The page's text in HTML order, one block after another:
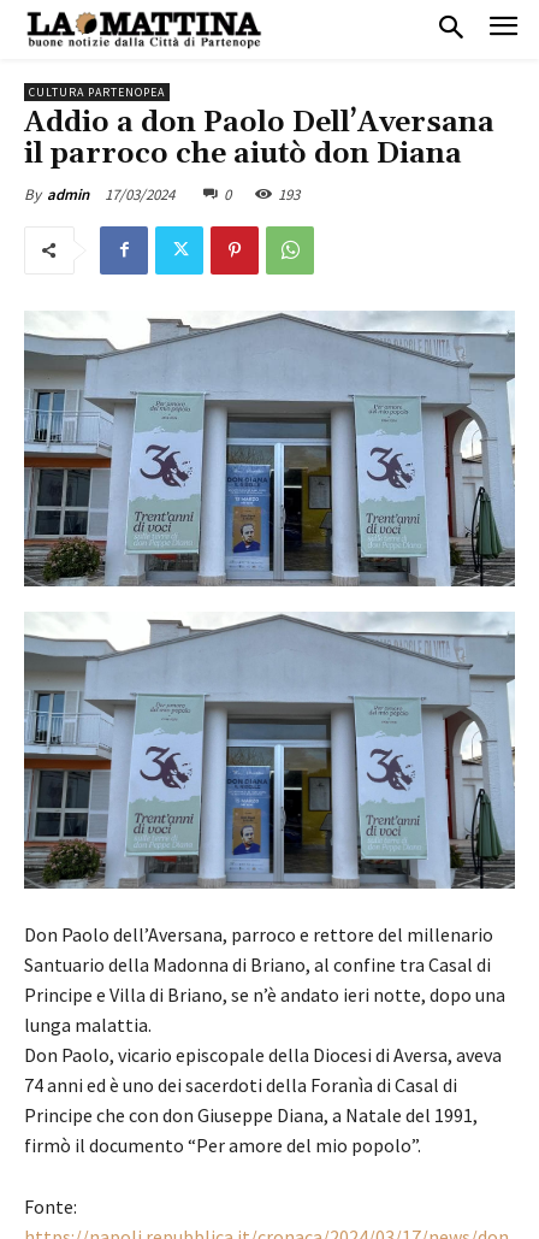
CULTURA PARTENOPEA
Addio a don Paolo Dell’Aversana
il parroco che aiutò don Diana
By admin 17/03/2024 0 193
Don Paolo dell’Aversana, parroco e rettore del millenario
Santuario della Madonna di Briano, al confine tra Casal di
Principe e Villa di Briano, se n’è andato ieri notte, dopo una
lunga malattia.
Don Paolo, vicario episcopale della Diocesi di Aversa, aveva
74 anni ed è uno dei sacerdoti della Foranìa di Casal di
Principe che con don Giuseppe Diana, a Natale del 1991,
firmò il documento “Per amore del mio popolo”.
Fonte: